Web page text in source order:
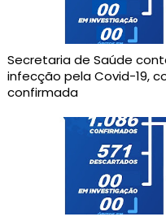
Secretaria de Saúde
infecção pela Covid-19,
confirmada